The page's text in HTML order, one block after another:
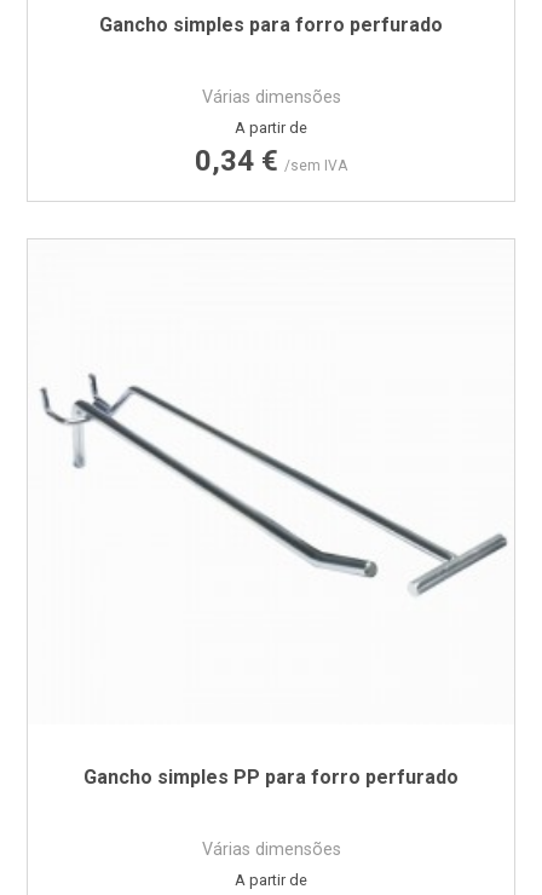
Gancho simples para forro perfurado
Várias dimensões
Preço
A partir de
0,34 € /sem IVA
Gancho simples PP para forro perfurado
Várias dimensões
Preço
A partir de